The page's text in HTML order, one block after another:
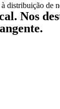
de
Nos